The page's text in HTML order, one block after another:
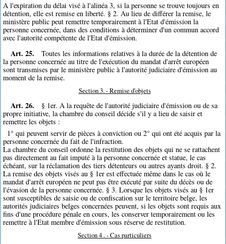
A l'expiration du délai visé à l'alinéa 3, si la personne se trouve toujours en
détention, elle est remise en liberté. § 2. Au lieu de différer la remise, le
ministère public peut remettre temporairement à l'Etat d'émission la
personne concernée, dans des conditions à déterminer d'un commun accord
avec l'autorité compétente de l'Etat d'émission.
Art. 25.
Toutes les informations relatives à la durée de la détention de
la personne concernée au titre de l'exécution du mandat d'arrêt européen
sont transmises par le ministère public à l'autorité judiciaire d'émission au
moment de la remise.
Section 3. - Remise d'objets
Art. 26.
§ 1er. A la requête de l'autorité judiciaire d'émission ou de sa
propre initiative, la chambre du conseil décide s'il y a lieu de saisir et
remettre les objets :
1° qui peuvent servir de pièces à conviction ou 2° qui ont été acquis par la
personne concernée du fait de l'infraction.
La chambre du conseil ordonne la restitution des objets qui ne se rattachent
pas directement au fait imputé à la personne concernée et statue, le cas
échéant, sur la réclamation des tiers détenteurs ou autres ayants droit. § 2.
La remise des objets visés au § 1er est effectuée même dans le cas où le
mandat d'arrêt européen ne peut pas être exécuté par suite du décès ou de
l'évasion de la personne concernée. § 3. Lorsque les objets visés au § 1er
sont susceptibles de saisie ou de confiscation sur le territoire belge, les
autorités judiciaires belges concernées peuvent, si les objets sont requis aux
fins d'une procédure pénale en cours, les conserver temporairement ou les
remettre à l'Etat membre d'émission sous réserve de restitution.
Section 4 . - Cas particuliers